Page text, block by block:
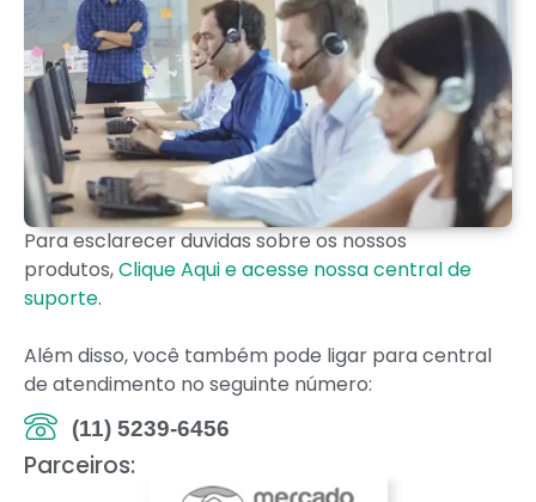
Para esclarecer duvidas sobre os nossos
produtos,Clique Aqui e acesse nossa central de
suporte.
Além disso, você também pode ligar para central
de atendimento no seguinte número:
(11) 5239-6456
Parceiros: